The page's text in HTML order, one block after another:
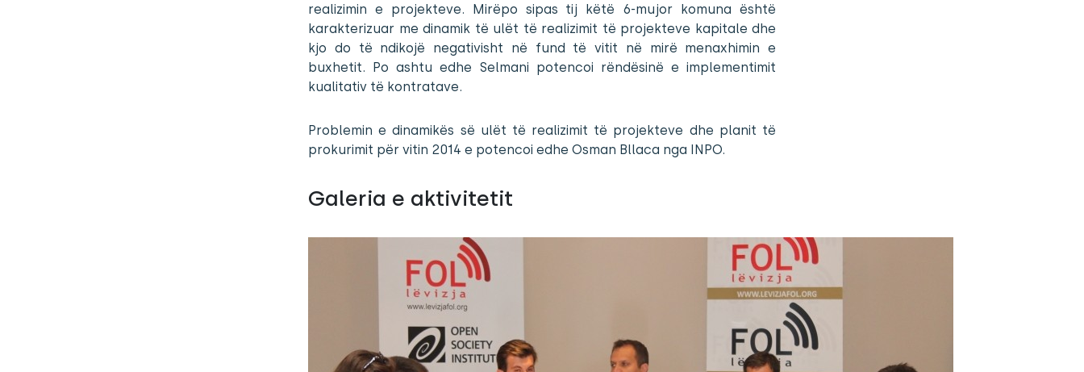
realizimin e projekteve. Mirëpo sipas tij këtë 6-mujor komuna është
karakterizuar me dinamik të ulët të realizimit të projekteve kapitale dhe
kjo do të ndikojë negativisht në fund të vitit në mirë menaxhimin e
buxhetit. Po ashtu edhe Selmani potencoi rëndësinë e implementimit
kualitativ të kontratave.
Problemin e dinamikës së ulët të realizimit të projekteve dhe planit të
prokurimit për vitin 2014 e potencoi edhe Osman Bllaca nga INPO.
Galeria e aktivitetit